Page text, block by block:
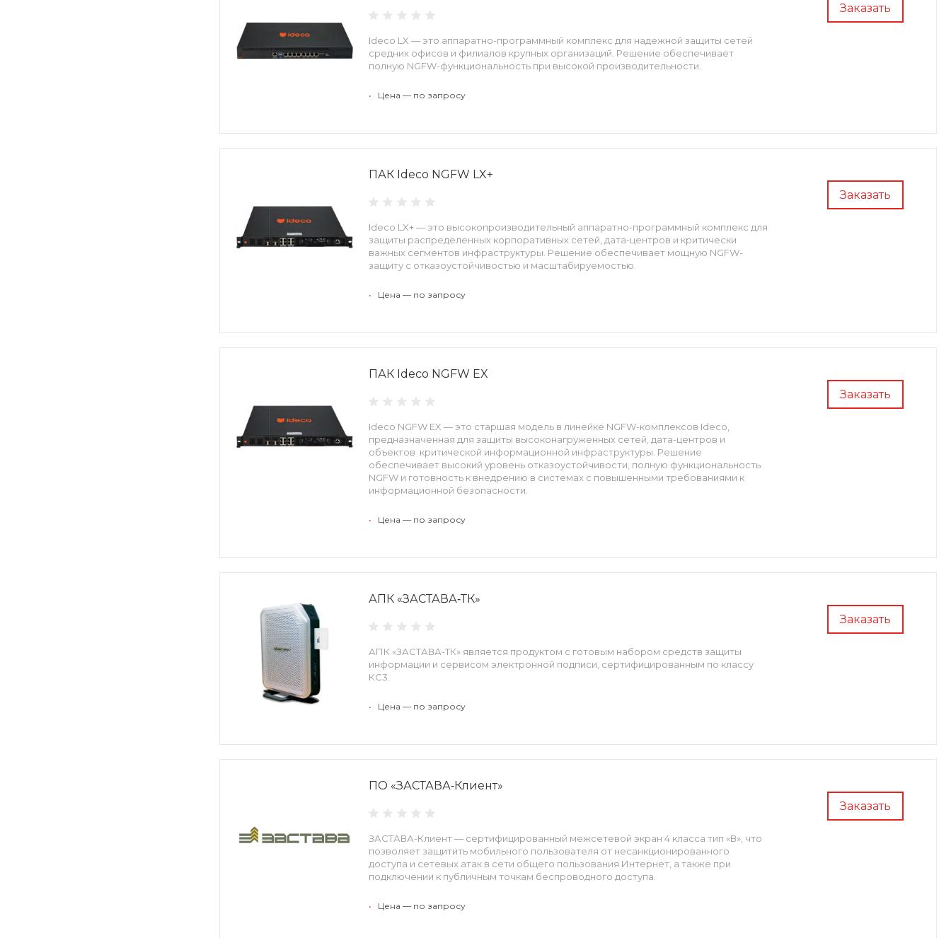
Заказать
Ideco LX — это аппаратно-программный комплекс для надежной защиты сетей
средних офисов и филиалов крупных организаций. Решение обеспечивает
полную NGFW-функциональность при высокой производительности.
• Цена — по запросу
Заказать
ПАК Ideco NGFW LX+
Ideco LX+ — это высокопроизводительный аппаратно-программный комплекс для
защиты распределенных корпоративных сетей, дата-центров и критически
важных сегментов инфраструктуры. Решение обеспечивает мощную NGFW-
защиту с отказоустойчивостью и масштабируемостью.
• Цена — по запросу
Заказать
ПАК Ideco NGFW EX
Ideco NGFW EX — это старшая модель в линейке NGFW-комплексов Ideco,
предназначенная для защиты высоконагруженных сетей, дата-центров и
объектов критической информационной инфраструктуры. Решение
обеспечивает высокий уровень отказоустойчивости, полную функциональность
NGFW и готовность к внедрению в системах с повышенными требованиями к
информационной безопасности.
• Цена — по запросу
Заказать
АПК «ЗАСТАВА‑ТК»
АПК «ЗАСТАВА-ТК» является продуктом с готовым набором средств защиты
информации и сервисом электронной подписи, сертифицированным по классу
КС3.
• Цена — по запросу
Заказать
ПО «ЗАСТАВА‑Клиент»
ЗАСТАВА-Клиент — сертифицированный межсетевой экран 4 класса тип «В», что
позволяет защитить мобильного пользователя от несанкционированного
доступа и сетевых атак в сети общего пользования Интернет, а также при
подключении к публичным точкам беспроводного доступа.
• Цена — по запросу